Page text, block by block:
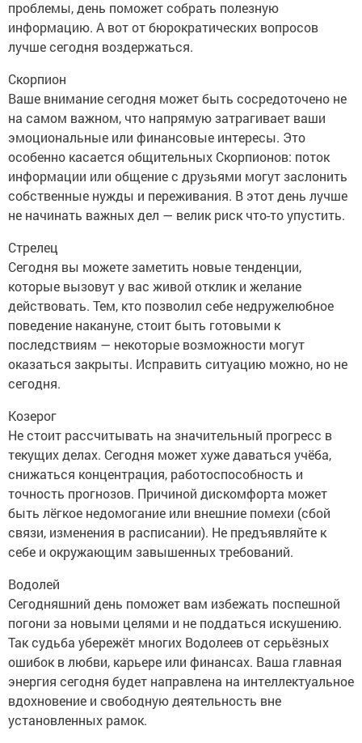
проблемы, день поможет собрать полезную
информацию. А вот от бюрократических вопросов
лучше сегодня воздержаться.
Скорпион
Ваше внимание сегодня может быть сосредоточено не
на самом важном, что напрямую затрагивает ваши
эмоциональные или финансовые интересы. Это
особенно касается общительных Скорпионов: поток
информации или общение с друзьями могут заслонить
собственные нужды и переживания. В этот день лучше
не начинать важных дел — велик риск что-то упустить.
Стрелец
Сегодня вы можете заметить новые тенденции,
которые вызовут у вас живой отклик и желание
действовать. Тем, кто позволил себе недружелюбное
поведение накануне, стоит быть готовыми к
последствиям — некоторые возможности могут
оказаться закрыты. Исправить ситуацию можно, но не
сегодня.
Козерог
Не стоит рассчитывать на значительный прогресс в
текущих делах. Сегодня может хуже даваться учёба,
снижаться концентрация, работоспособность и
точность прогнозов. Причиной дискомфорта может
быть лёгкое недомогание или внешние помехи (сбой
связи, изменения в расписании). Не предъявляйте к
себе и окружающим завышенных требований.
Водолей
Сегодняшний день поможет вам избежать поспешной
погони за новыми целями и не поддаться искушению.
Так судьба убережёт многих Водолеев от серьёзных
ошибок в любви, карьере или финансах. Ваша главная
энергия сегодня будет направлена на интеллектуальное
вдохновение и свободную деятельность вне
установленных рамок.